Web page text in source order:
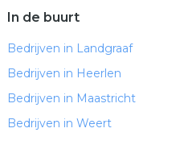
In de buurt
Bedrijven in Landgraaf
Bedrijven in Heerlen
Bedrijven in Maastricht
Bedrijven in Weert